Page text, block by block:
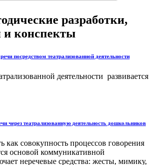
разработки,
и конспекты
посредством театрализованной деятельности
деятельности развивается
через театрализованную деятельность дошкольников
как совокупность процессов говорения
основой коммуникативной
неречевые средства: жесты, мимику,